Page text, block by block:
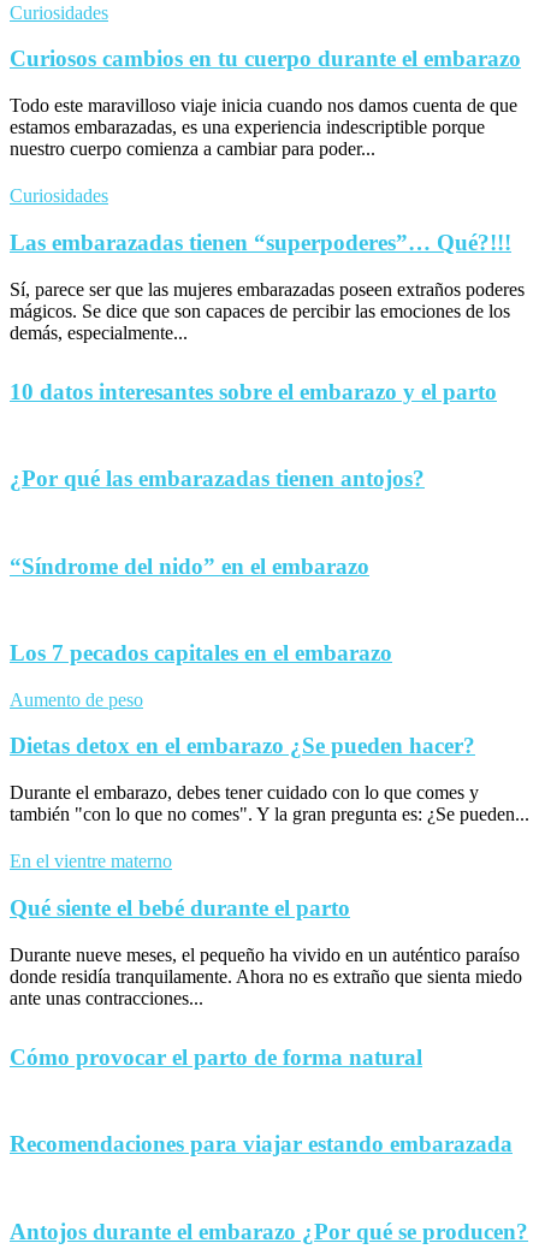
Curiosidades
Curiosos cambios en tu cuerpo durante el embarazo
Todo este maravilloso viaje inicia cuando nos damos cuenta de que
estamos embarazadas, es una experiencia indescriptible porque
nuestro cuerpo comienza a cambiar para poder...
Curiosidades
Las embarazadas tienen “superpoderes”… Qué?!!!
Sí, parece ser que las mujeres embarazadas poseen extraños poderes
mágicos. Se dice que son capaces de percibir las emociones de los
demás, especialmente...
10 datos interesantes sobre el embarazo y el parto
¿Por qué las embarazadas tienen antojos?
“Síndrome del nido” en el embarazo
Los 7 pecados capitales en el embarazo
Aumento de peso
Dietas detox en el embarazo ¿Se pueden hacer?
Durante el embarazo, debes tener cuidado con lo que comes y
también "con lo que no comes". Y la gran pregunta es: ¿Se pueden...
En el vientre materno
Qué siente el bebé durante el parto
Durante nueve meses, el pequeño ha vivido en un auténtico paraíso
donde residía tranquilamente. Ahora no es extraño que sienta miedo
ante unas contracciones...
Cómo provocar el parto de forma natural
Recomendaciones para viajar estando embarazada
Antojos durante el embarazo ¿Por qué se producen?